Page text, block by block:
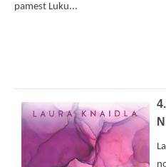
pamest Luku...